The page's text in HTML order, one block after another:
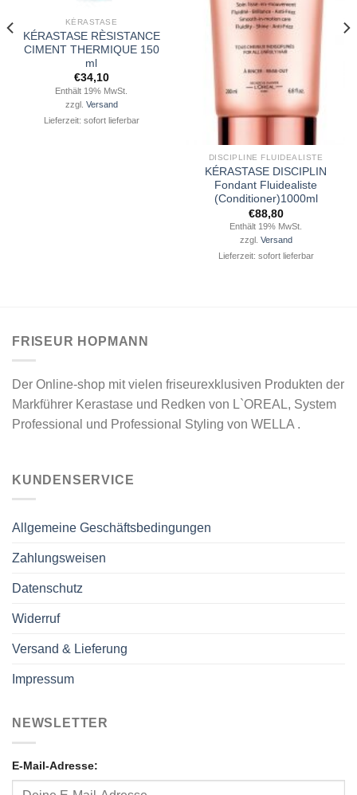
KÉRASTASE
KÉRASTASE RÈSISTANCE
CIMENT THERMIQUE 150
ml
€34,10
Enthält 19% MwSt.
zzgl. Versand
Lieferzeit: sofort lieferbar
DISCIPLINE FLUIDEALISTE
KÉRASTASE DISCIPLIN
Fondant Fluidealiste
(Conditioner)1000ml
€88,80
Enthält 19% MwSt.
zzgl. Versand
Lieferzeit: sofort lieferbar
FRISEUR HOPMANN
Der Online-shop mit vielen friseurexklusiven Produkten der
Markführer Kerastase und Redken von L`OREAL, System
Professional und Professional Styling von WELLA .
KUNDENSERVICE
Allgemeine Geschäftsbedingungen
Zahlungsweisen
Datenschutz
Widerruf
Versand & Lieferung
Impressum
NEWSLETTER
E-Mail-Adresse: